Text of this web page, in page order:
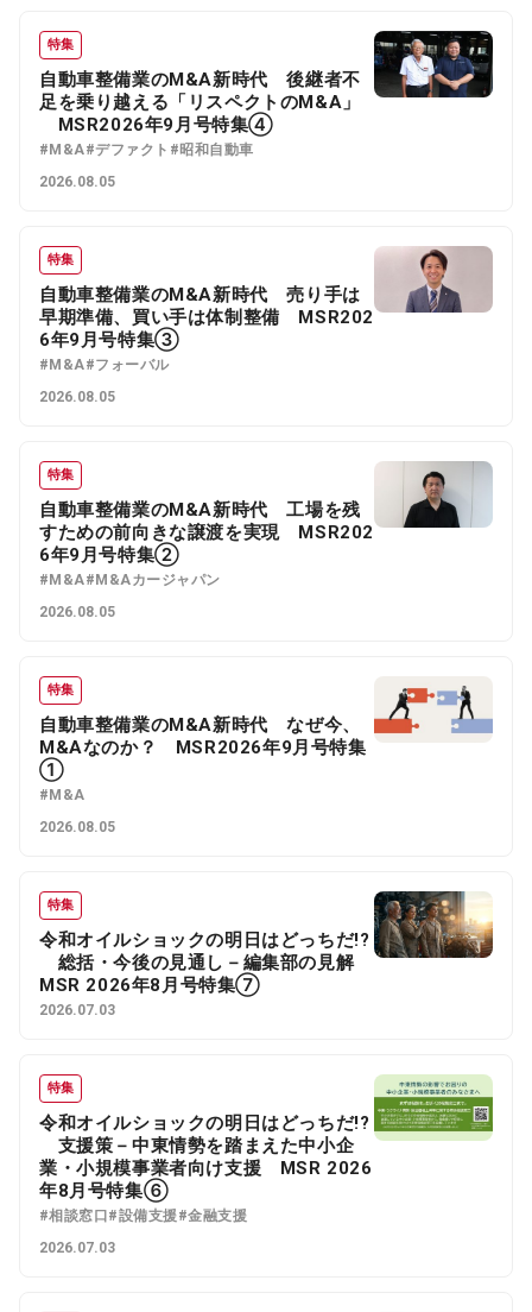
特集
自動車整備業のM&A新時代 後継者不
足を乗り越える「リスペクトのM&A」
MSR2026年9月号特集④
#M&A#デファクト #昭和自動車
2026.08.05
特集
自動車整備業のM&A新時代 売り手は
早期準備、買い手は体制整備 MSR202
6年9月号特集③
#M&A#フォーバル
2026.08.05
特集
自動車整備業のM&A新時代 工場を残
すための前向きな譲渡を実現 MSR202
6年9月号特集②
#M&A#M&Aカージャパン
2026.08.05
特集
自動車整備業のM&A新時代 なぜ今、
M&Aなのか？ MSR2026年9月号特集
①
#M&A
2026.08.05
特集
令和オイルショックの明日はどっちだ!?
総括・今後の見通し－編集部の見解
MSR 2026年8月号特集⑦
2026.07.03
特集
令和オイルショックの明日はどっちだ!?
支援策－中東情勢を踏まえた中小企
業・小規模事業者向け支援 MSR 2026
年8月号特集⑥
#相談窓口 #設備支援#金融支援
2026.07.03